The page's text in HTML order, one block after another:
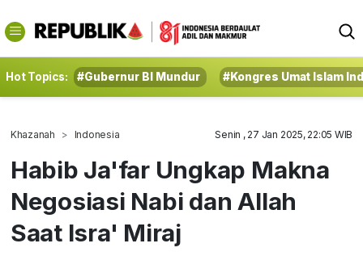
Hot Topics: #Gubernur BI Mundur #Kongres Umat Islam
Khazanah Indonesia Senin , 27 Jan 2025, 22:05 WIB
Habib Ja'far Ungkap Makna
Negosiasi Nabi dan Allah
Saat Isra' Miraj